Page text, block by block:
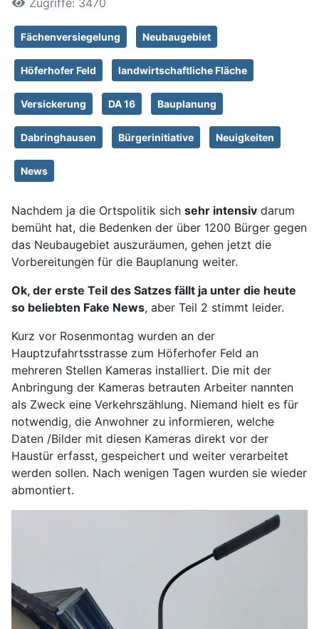
Fächenversiegelung Neubaugebiet
Höferhofer Feld landwirtschaftliche Fläche
Versickerung DA 16 Bauplanung
Dabringhausen Bürgerinitiative Neuigkeiten
News
Nachdem ja die Ortspolitik sich sehr intensiv darum
bemüht hat, die Bedenken der über 1200 Bürger gegen
das Neubaugebiet auszuräumen, gehen jetzt die
Vorbereitungen für die Bauplanung weiter.
Ok, der erste Teil des Satzes fällt ja unter die heute
so beliebten Fake News, aber Teil 2 stimmt leider.
Kurz vor Rosenmontag wurden an der
Hauptzufahrtsstrasse zum Höferhofer Feld an
mehreren Stellen Kameras installiert. Die mit der
Anbringung der Kameras betrauten Arbeiter nannten
als Zweck eine Verkehrszählung. Niemand hielt es für
notwendig, die Anwohner zu informieren, welche
Daten /Bilder mit diesen Kameras direkt vor der
Haustür erfasst, gespeichert und weiter verarbeitet
werden sollen. Nach wenigen Tagen wurden sie wieder
abmontiert.